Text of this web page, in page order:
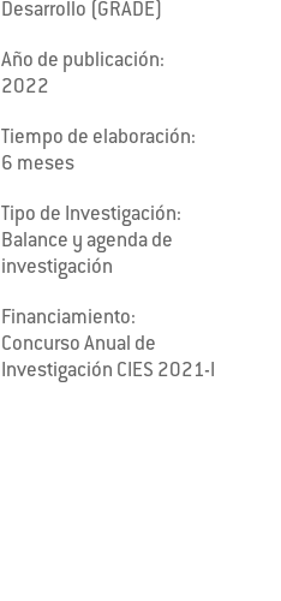
Desarrollo (GRADE)
Año de publicación:
2022
Tiempo de elaboración:
6 meses
Tipo de Investigación:
Balance y agenda de
investigación
Financiamiento:
Concurso Anual de
Investigación CIES 2021-I